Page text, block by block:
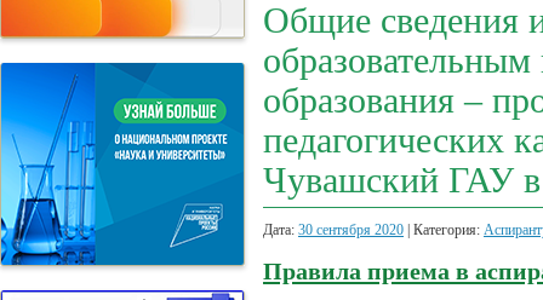
Общие сведения
образования –
педагогических
Чувашский ГАУ в
Дата: 30 сентября 2020 | Категория:
Правила приема в